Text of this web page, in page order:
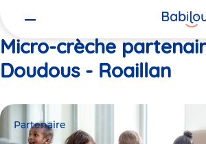
Micro-crèche
Doudous - Roaillan
Partenaire